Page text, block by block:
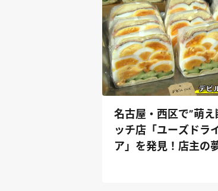
名古屋・西区で”萌え
ッチ店「ユーズドラ
ア」を発見！店主の